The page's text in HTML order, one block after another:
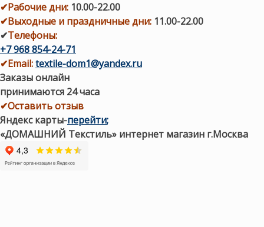
✔Рабочие дни: 10.00-22.00
✔Выходные и праздничные дни: 11.00-22.00
✔Телефоны:
+7 968 854-24-71
✔Email:textile-dom1@yandex.ru
Заказы онлайн
принимаются 24 часа
✔Оставить отзыв
Яндекс карты-перейти;
«ДОМАШНИЙ Текстиль» интернет магазин г.Москва